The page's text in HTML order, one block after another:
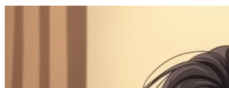
在當下這個數位時代，犯罪現場不只存
在於實體世界，更延伸到了資訊領域，
而做為資料儲存主體的電腦硬碟、USB